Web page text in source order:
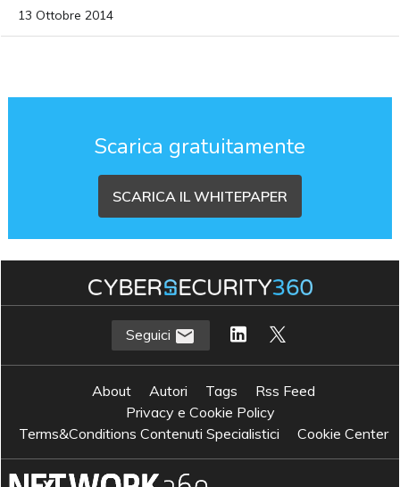
13 Ottobre 2014
Scarica gratuitamente
SCARICA IL WHITEPAPER
Seguici
About Autori Tags
Rss Feed
Privacy e Cookie Policy
Terms&Conditions Contenuti Specialistici
Cookie Center